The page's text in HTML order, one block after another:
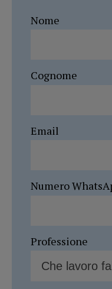
Nome
Cognome
Email
Numero
Professione